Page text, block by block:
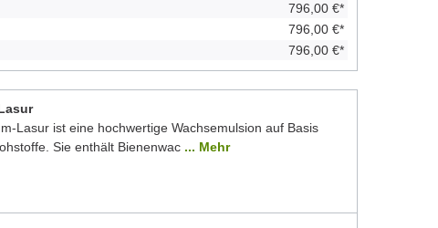
796,00 €*
796,00 €*
796,00 €*
Lasur ist eine hochwertige Wachsemulsion auf Basis
Sie enthält Bienenwac ... Mehr